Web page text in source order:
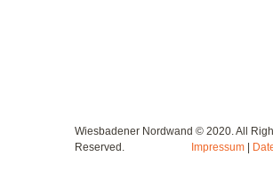
Wiesbadener Nordwand © 2020. All
Reserved. Impressum |